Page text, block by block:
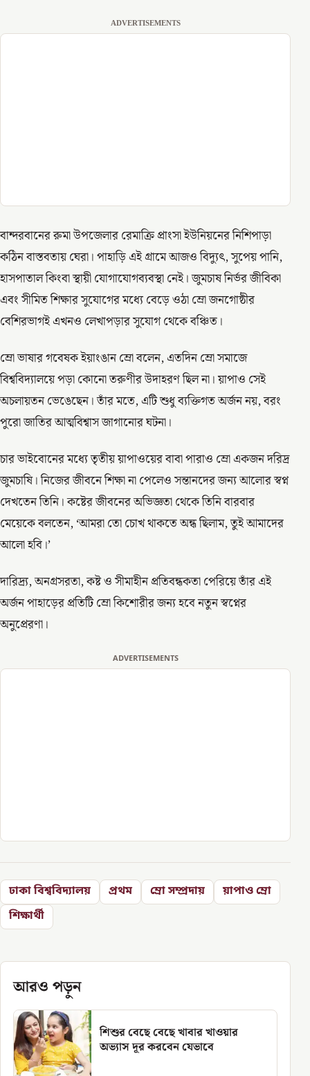
ADVERTISEMENTS
বান্দরবানের রুমা উপজেলার রেমাক্রি প্রাংসা ইউনিয়নের নিশিপাড়া
কঠিন বাস্তবতায় ঘেরা। পাহাড়ি এই গ্রামে আজও বিদ্যুৎ, সুপেয় পানি,
হাসপাতাল কিংবা স্থায়ী যোগাযোগব্যবস্থা নেই। জুমচাষ নির্ভর জীবিকা
এবং সীমিত শিক্ষার সুযোগের মধ্যে বেড়ে ওঠা ম্রো জনগোষ্ঠীর
বেশিরভাগই এখনও লেখাপড়ার সুযোগ থেকে বঞ্চিত।
ম্রো ভাষার গবেষক ইয়াংঙান ম্রো বলেন, এতদিন ম্রো সমাজে
বিশ্ববিদ্যালয়ে পড়া কোনো তরুণীর উদাহরণ ছিল না। য়াপাও সেই
অচলায়তন ভেঙেছেন। তাঁর মতে, এটি শুধু ব্যক্তিগত অর্জন নয়, বরং
পুরো জাতির আত্মবিশ্বাস জাগানোর ঘটনা।
চার ভাইবোনের মধ্যে তৃতীয় য়াপাওয়ের বাবা পারাও ম্রো একজন দরিদ্র
জুমচাষি। নিজের জীবনে শিক্ষা না পেলেও সন্তানদের জন্য আলোর স্বপ্ন
দেখতেন তিনি। কষ্টের জীবনের অভিজ্ঞতা থেকে তিনি বারবার
মেয়েকে বলতেন, ‘আমরা তো চোখ থাকতে অন্ধ ছিলাম, তুই আমাদের
আলো হবি।’
দারিদ্র্য, অনগ্রসরতা, কষ্ট ও সীমাহীন প্রতিবন্ধকতা পেরিয়ে তাঁর এই
অর্জন পাহাড়ের প্রতিটি ম্রো কিশোরীর জন্য হবে নতুন স্বপ্নের
অনুপ্রেরণা।
ADVERTISEMENTS
ঢাকা বিশ্ববিদ্যালয় প্রথম ম্রো সম্প্রদায়
য়াপাও ম্রো
শিক্ষার্থী
আরও পড়ুন
শিশুর বেছে বেছে খাবার খাওয়ার
অভ্যাস দূর করবেন যেভাবে